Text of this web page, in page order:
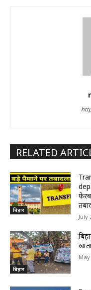
RELATED
बिहार
July
बिहार
May